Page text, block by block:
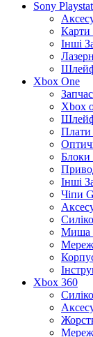
Sony
Карти
Інші
Xbox One
Xbox
Плати
Блоки
Інші
Чіпи
Миша
Xbox 360